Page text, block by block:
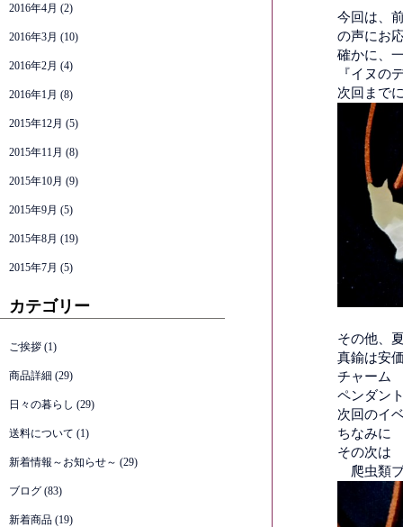
今回は、
の声にお
確かに、
『イヌの
次回まで
その他、
真鍮は安
チャーム
ペンダン
次回のイ
ちなみに
その次は
爬虫類
2016年4月 (2)
2016年3月 (10)
2016年2月 (4)
2016年1月 (8)
2015年12月 (5)
2015年11月 (8)
2015年10月 (9)
2015年9月 (5)
2015年8月 (19)
2015年7月 (5)
カテゴリー
ご挨拶 (1)
商品詳細 (29)
日々の暮らし (29)
送料について (1)
新着情報～お知らせ～ (29)
ブログ (83)
新着商品 (19)